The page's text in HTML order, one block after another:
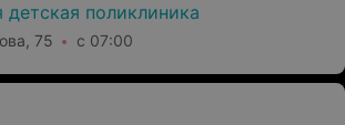
детская поликлиника
75 с 07:00